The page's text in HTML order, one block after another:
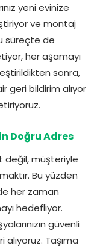
yeni evinize
ve montaj
süreçte de
her aşamayı
sonra,
geri bildirim alıyor
Doğru Adres
değil, müşteriyle
Bu yüzden
her zaman
hedefliyor.
güvenli
Taşıma